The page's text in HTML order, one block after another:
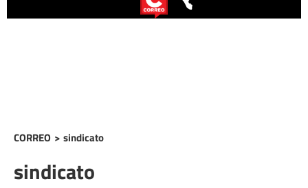
CORREO > sindicato
sindicato